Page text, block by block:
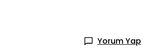
Yorum Yap